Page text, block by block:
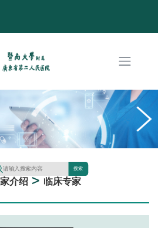
搜索
介绍 >临床专家